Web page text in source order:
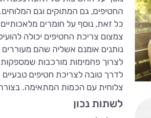
החטיפים, גם המתוקים וגם
כל זאת, נוסף על חומרים
צמצום צריכת החטיפים יכולה
נותנים אומנם אשליה שהם
לצרוך פחמימות מורכבות
לדרך טובה לצריכת חטיפים טבעיים
צלוחית עם הכמות המתאימה.
לשתות נכון